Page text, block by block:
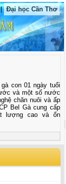
Đại học Cần Thơ
con 01 ngày tuổi
và một số nước
chăn nuôi và ấp
Bel Gà cung cấp
lượng cao và ổn